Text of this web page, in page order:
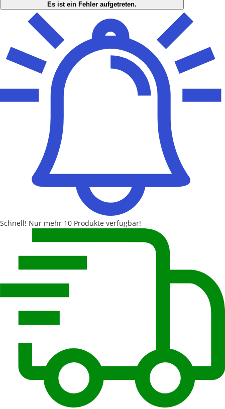
Es ist ein Fehler aufgetreten.
Schnell! Nur mehr 10 Produkte verfügbar!